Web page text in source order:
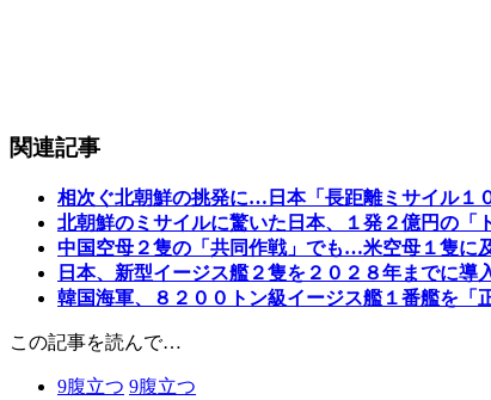
関連記事
相次ぐ北朝鮮の挑発に…日本「長距離ミサイル１
北朝鮮のミサイルに驚いた日本、１発２億円の「
中国空母２隻の「共同作戦」でも…米空母１隻に
日本、新型イージス艦２隻を２０２８年までに
韓国海軍、８２００トン級イージス艦１番艦を
この記事を読んで…
9腹立つ 9腹立つ